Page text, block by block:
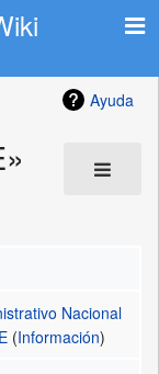
Ayuda
Nacional
(Información)